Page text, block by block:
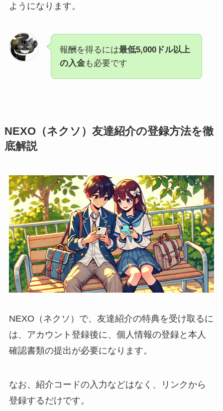
ようになります。
報酬を得るには最低5,000ドル以上
の入金も必要です
NEXO（ネクソ）友達紹介の登録方法を徹
底解説
NEXO（ネクソ）で、友達紹介の特典を受け取るに
は、アカウント登録後に、個人情報の登録と本人
確認書類の提出が必要になります。
なお、紹介コードの入力などはなく、リンクから
登録するだけです。